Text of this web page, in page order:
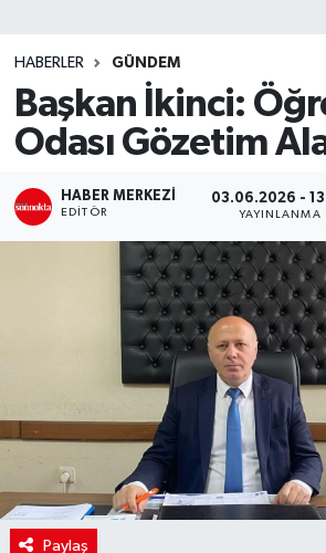
HABERLER GÜNDEM
Başkan İkinci:
Odası Gözetim
HABER MERKEZI
EDITÖR
03.06.2026 -
YAYINLANMA
Paylaş
Teknoloji
TRABZON
TRABZONSPOR